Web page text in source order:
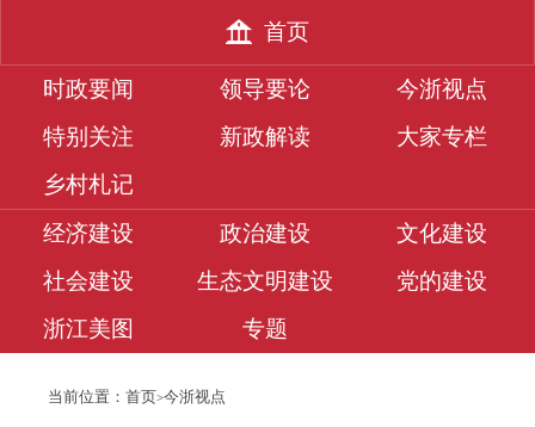
首页
时政要闻 领导要论
今浙视点
特别关注
新政解读
大家专栏
乡村札记
经济建设
政治建设
文化建设
社会建设
生态文明建设
党的建设
浙江美图
专题
当前位置： 首页>今浙视点